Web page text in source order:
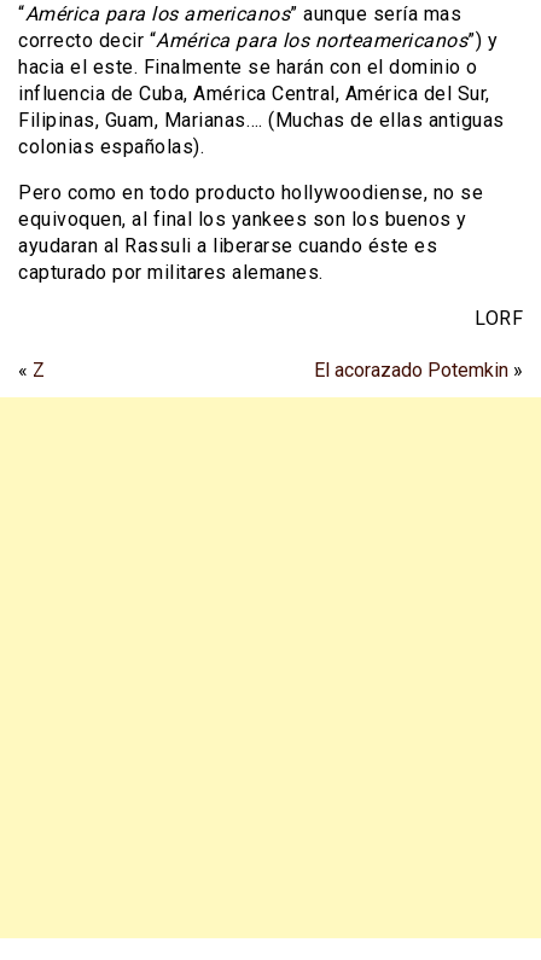
“América para los americanos” aunque sería mas
correcto decir “América para los norteamericanos”) y
hacia el este. Finalmente se harán con el dominio o
influencia de Cuba, América Central, América del Sur,
Filipinas, Guam, Marianas…. (Muchas de ellas antiguas
colonias españolas).
Pero como en todo producto hollywoodiense, no se
equivoquen, al final los yankees son los buenos y
ayudaran al Rassuli a liberarse cuando éste es
capturado por militares alemanes.
LORF
« Z El acorazado Potemkin »